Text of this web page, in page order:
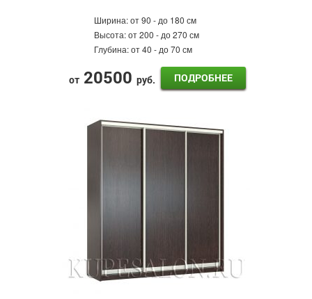
Ширина:от 90 - до 180 см
Высота:от 200 - до 270 см
Глубина:от 40 - до 70 см
от 20500 руб. ПОДРОБНЕЕ